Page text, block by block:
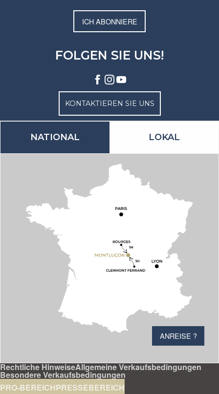
ICH ABONNIERE
FOLGEN SIE UNS!
KONTAKTIEREN SIE UNS
NATIONAL LOKAL
ANREISE ?
Rechtliche HinweiseAllgemeine Verkaufsbedingungen
Besondere Verkaufsbedingungen
PRO-BEREICHPRESSEBEREICH